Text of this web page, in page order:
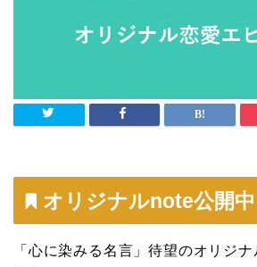
オリジナルnote公開中
「心に染みる名言」待望のオリジ